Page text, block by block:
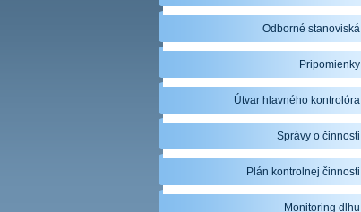
Odborné stanoviská
Pripomienky
Útvar hlavného kontrolóra
Správy o činnosti
Plán kontrolnej činnosti
Monitoring dlhu